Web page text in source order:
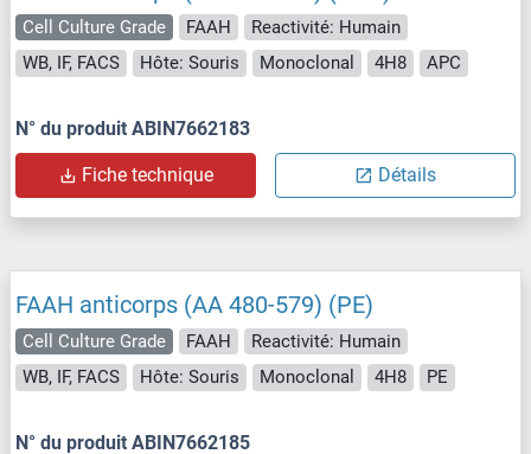
Cell Culture Grade FAAH
Reactivité: Humain
WB, IF, FACS
Hôte: Souris Monoclonal 4H8 APC
N° du produit ABIN7662183
Fiche technique Détails
FAAH anticorps (AA 480-579) (PE)
Cell Culture Grade FAAH
Reactivité: Humain
WB, IF, FACS
Hôte: Souris Monoclonal 4H8 PE
N° du produit ABIN7662185